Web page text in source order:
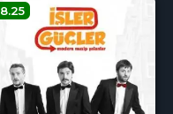
8.25